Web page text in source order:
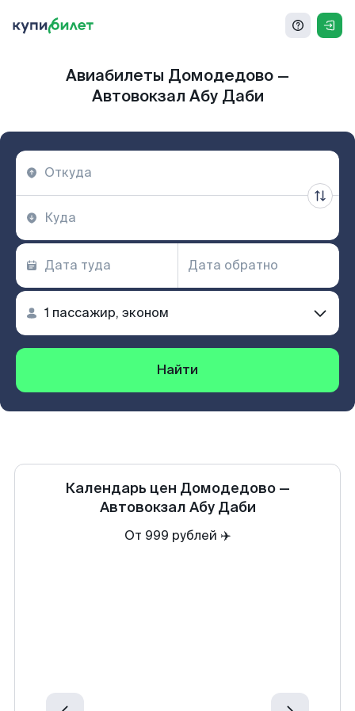
Авиабилеты Домодедово —
Автовокзал Абу Даби
Найти
Календарь цен Домодедово —
Автовокзал Абу Даби
От 999 рублей ✈️